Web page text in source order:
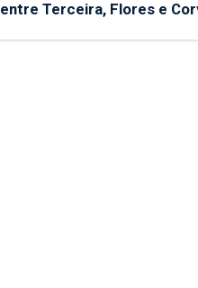
entre Terceira, Flores e